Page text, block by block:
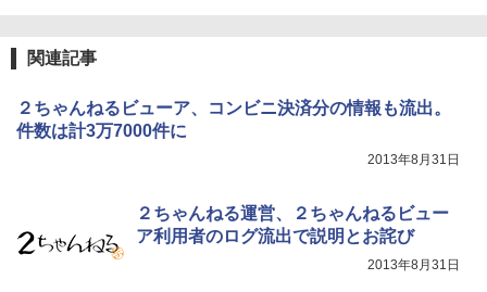
関連記事
２ちゃんねるビューア、コンビニ決済分の情報も流出。
件数は計3万7000件に
2013年8月31日
２ちゃんねる運営、２ちゃんねるビュー
ア利用者のログ流出で説明とお詫び
2013年8月31日